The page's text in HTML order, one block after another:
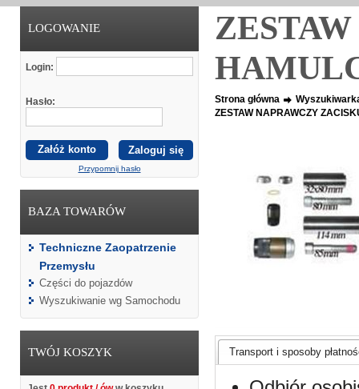
LOGOWANIE
Login:
Hasło:
Załóż konto
Przypomnij hasło
BAZA TOWARÓW
Techniczne Zaopatrzenie
Przemysłu
Części do pojazdów
Wyszukiwanie wg Samochodu
TWÓJ KOSZYK
Strona główna
ZESTAW NAPRAWCZY
Transport i sposoby